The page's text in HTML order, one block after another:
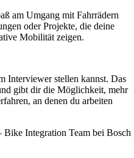
am Umgang mit Fahrrädern
oder Projekte, die deine
Mobilität zeigen.
Interviewer stellen kannst. Das
gibt dir die Möglichkeit, mehr
an denen du arbeiten
Integration Team bei Bosch